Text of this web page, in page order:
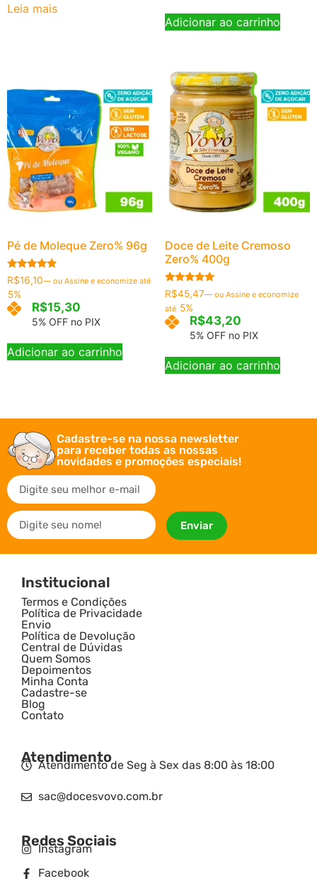
Leia mais
Adicionar ao carrinho
Pé de Moleque Zero% 96g
Avaliação
4.67
de 5
R$16,10— ou Assine e economize até
5%
R$15,30
5% OFF no PIX
Adicionar ao carrinho
Doce de Leite Cremoso
Zero% 400g
Avaliação
4.86
de 5
R$45,47—ou Assine e economize
até 5%
R$43,20
5% OFF no PIX
Adicionar ao carrinho
Cadastre-se na nossa newsletter
para receber todas as nossas
novidades e promoções especiais!
Enviar
Institucional
Termos e Condições
Política de Privacidade
Envio
Política de Devolução
Central de Dúvidas
Quem Somos
Depoimentos
Minha Conta
Cadastre-se
Blog
Contato
Atendimento
Atendimento de Seg à Sex das 8:00 às 18:00
sac@docesvovo.com.br
Redes Sociais
Instagram
Facebook